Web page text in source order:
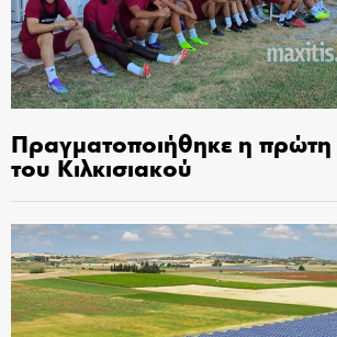
Πραγματοποιήθηκε η
του Κιλκισιακού